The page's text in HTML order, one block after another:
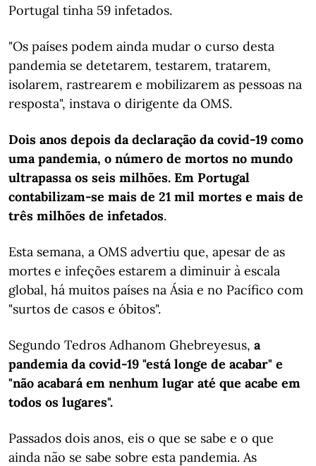
Portugal tinha 59 infetados.
"Os países podem ainda mudar o curso desta
pandemia se detetarem, testarem, tratarem,
isolarem, rastrearem e mobilizarem as pessoas na
resposta", instava o dirigente da OMS.
Dois anos depois da declaração da covid-19 como
uma pandemia, o número de mortos no mundo
ultrapassa os seis milhões. Em Portugal
contabilizam-se mais de 21 mil mortes e mais de
três milhões de infetados.
Esta semana, a OMS advertiu que, apesar de as
mortes e infeções estarem a diminuir à escala
global, há muitos países na Ásia e no Pacífico com
"surtos de casos e óbitos".
Segundo Tedros Adhanom Ghebreyesus, a
pandemia da covid-19 "está longe de acabar" e
"não acabará em nenhum lugar até que acabe em
todos os lugares".
Passados dois anos, eis o que se sabe e o que
ainda não se sabe sobre esta pandemia. As